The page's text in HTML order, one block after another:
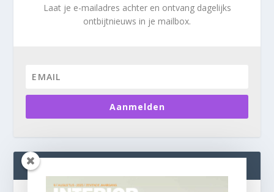
Laat je e-mailadres achter en ontvang dagelijks
ontbijtnieuws in je mailbox.
Aanmelden
INTERIOR BUSINESS LIVE: